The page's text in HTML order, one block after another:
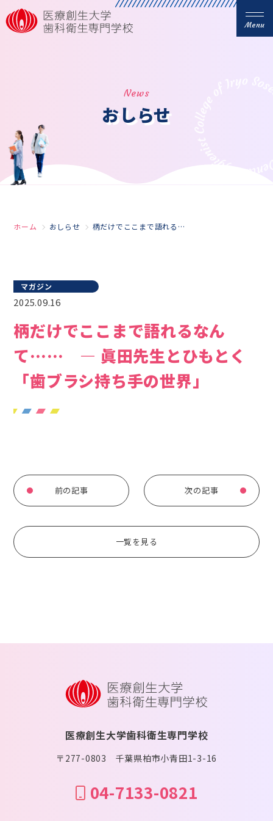
Menu
News
おしらせ
ホーム おしらせ 柄だけでここまで語れるなんて…… ― 眞田先生とひもとく「歯ブラシ持ち手の世界」
マガジン
2025.09.16
柄だけでここまで語れるなん
て…… ― 眞田先生とひもとく
「歯ブラシ持ち手の世界」
前の記事
一覧を見る
次の記事
医療創生大学歯科衛生専門学校
〒277-0803 千葉県柏市小青田1-3-16
04-7133-0821